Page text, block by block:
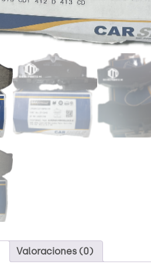
Valoraciones (0)